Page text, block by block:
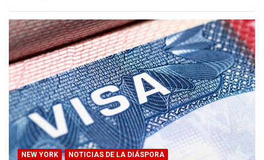
NEW YORK NOTICIAS DE LA DIÁSPORA